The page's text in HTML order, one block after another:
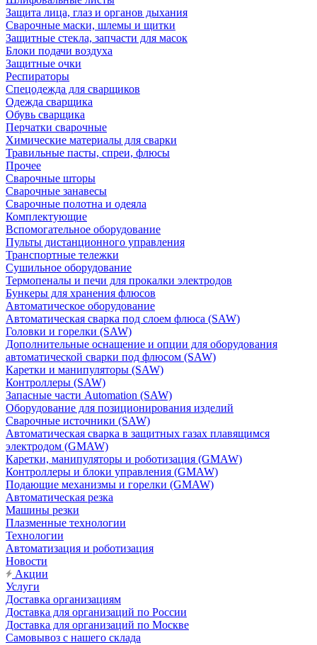
Защита лица, глаз и органов дыхания
Сварочные маски, шлемы и щитки
Защитные стекла, запчасти для масок
Блоки подачи воздуха
Защитные очки
Респираторы
Спецодежда для сварщиков
Одежда сварщика
Обувь сварщика
Перчатки сварочные
Химические материалы для сварки
Травильные пасты, спреи, флюсы
Прочее
Сварочные шторы
Сварочные занавесы
Сварочные полотна и одеяла
Комплектующие
Вспомогательное оборудование
Пульты дистанционного управления
Транспортные тележки
Сушильное оборудование
Термопеналы и печи для прокалки электродов
Бункеры для хранения флюсов
Автоматическое оборудование
Автоматическая сварка под слоем флюса (SAW)
Головки и горелки (SAW)
Дополнительные оснащение и опции для оборудования
автоматической сварки под флюсом (SAW)
Каретки и манипуляторы (SAW)
Контроллеры (SAW)
Запасные части Automation (SAW)
Оборудование для позиционирования изделий
Сварочные источники (SAW)
Автоматическая сварка в защитных газах плавящимся
электродом (GMAW)
Каретки, манипуляторы и роботизация (GMAW)
Контроллеры и блоки управления (GMAW)
Подающие механизмы и горелки (GMAW)
Автоматическая резка
Машины резки
Плазменные технологии
Технологии
Автоматизация и роботизация
Новости
Акции
Услуги
Доставка организациям
Доставка для организаций по России
Доставка для организаций по Москве
Самовывоз с нашего склада